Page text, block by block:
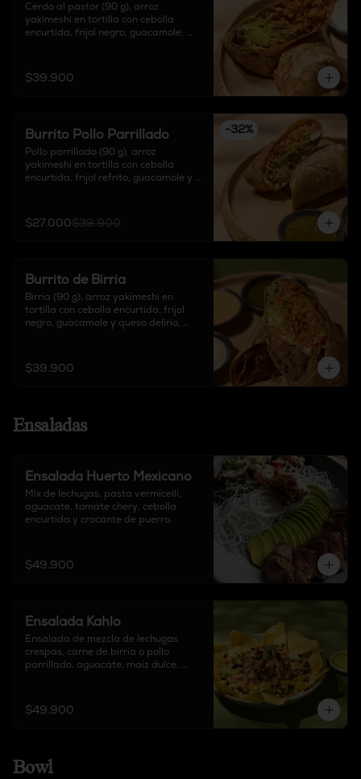
Cerdo al pastor (90 g), arroz
yakimeshi en tortilla con cebolla
encurtida, frijol negro, guacamole,
tomate verde.
$39.900
-32%
Burrito Pollo Parrillado
Pollo parrillado (90 g), arroz
yakimeshi en tortilla con cebolla
encurtida, frijol refrito, guacamole y
tomate verde.
$27.000$39.900
Burrito de Birria
Birria (90 g), arroz yakimeshi en
tortilla con cebolla encurtida, frijol
negro, guacamole y queso delirio,
$39.900
Ensaladas
Ensalada Huerto Mexicano
Mix de lechugas, pasta vermicelli,
aguacate, tomate chery, cebolla
encurtida y crocante de puerro.
$49.900
Ensalada Kahlo
Ensalada de mezcla de lechugas
crespas, carne de birria o pollo
parrillado, aguacate, maíz dulce,
salsa mar y tierra.
$49.900
Bowl